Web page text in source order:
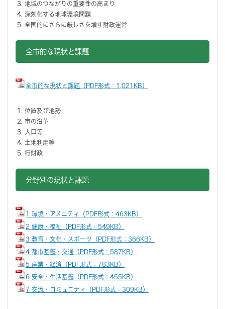
地域のつながりの重要性の高まり
深刻化する地球環境問題
全国的にさらに厳しさを増す財政運営
全市的な現状と課題
全市的な現状と課題（PDF形式：1,021KB）
位置及び地勢
市の沿革
人口等
土地利用等
行財政
分野別の現状と課題
1 環境・アメニティ（PDF形式：463KB）
2 健康・福祉（PDF形式：549KB）
3 教育・文化・スポーツ（PDF形式：366KB）
4 都市基盤・交通（PDF形式：587KB）
5 産業・経済（PDF形式：783KB）
6 安全・生活基盤（PDF形式：455KB）
7 交流・コミュニティ（PDF形式：309KB）